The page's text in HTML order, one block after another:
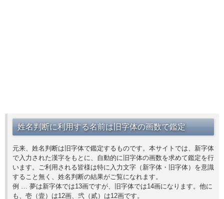
姓名判断に利用する名前は旧字体の画数で鑑定
元来、姓名判断は旧字体で鑑定するものです。本サイトでは、新字体
で入力された漢字をもとに、自動的に旧字体の画数を求めて鑑定を行
います。ご利用される皆様は特に入力文字（新字体・旧字体）を意識
すること無く、姓名判断の結果がご覧になれます。
例 … 夢は新字体では13画ですが、旧字体では14画になります。他に
も、壱（壹）は12画、弐（貳）は12画です。